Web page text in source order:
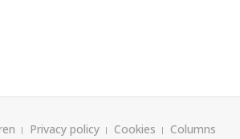
Privacy policy Cookies
Columns